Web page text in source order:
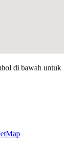
di bawah untuk